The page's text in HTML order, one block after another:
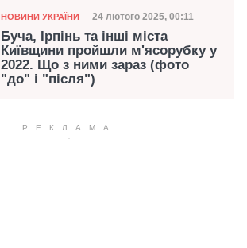
Категорія
НОВИНИ УКРАЇНИ Дата публікації
24 лютого 2025, 00:11
Буча, Ірпінь та інші міста
Київщини пройшли м'ясорубку у
2022. Що з ними зараз (фото
"до" і "після")